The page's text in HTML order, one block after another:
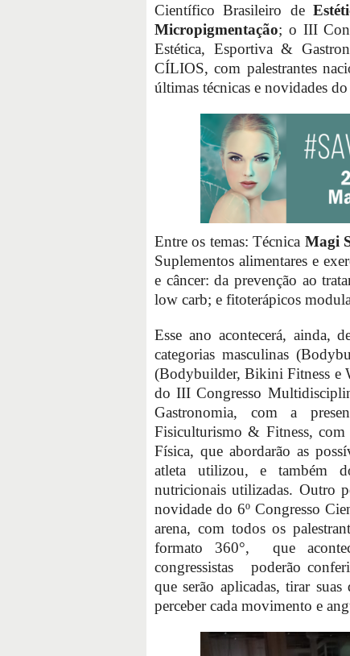
Científico Brasileiro de
Micropigmentação; o III
Estética, Esportiva &
CÍLIOS, com palestrantes
últimas técnicas e novidades do
Entre os temas: Técnica Magi
Suplementos alimentares e
e câncer: da prevenção ao
low carb; e fitoterápicos
Esse ano acontecerá, ainda,
categorias masculinas
(Bodybuilder, Bikini Fitness e
do III Congresso
Gastronomia, com a
Fisiculturismo & Fitness, com
Física, que abordarão as
atleta utilizou, e também
nutricionais utilizadas. Outro
novidade do 6º Congresso
arena, com todos os
formato 360°, que
congressistas poderão
que serão aplicadas, tirar
perceber cada movimento e